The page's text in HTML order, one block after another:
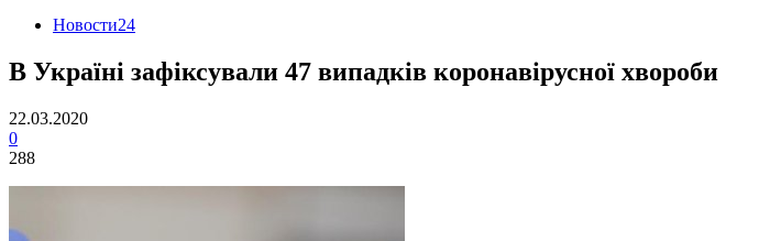
Новости24
В Україні зафіксували 47 випадків коронавірусної хвороби
22.03.2020
0
288